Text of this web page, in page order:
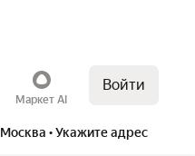
Маркет AI
Войти
Москва • Укажите адрес